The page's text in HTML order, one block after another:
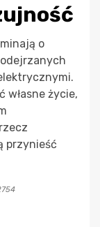
o
własne życie,
przynieść